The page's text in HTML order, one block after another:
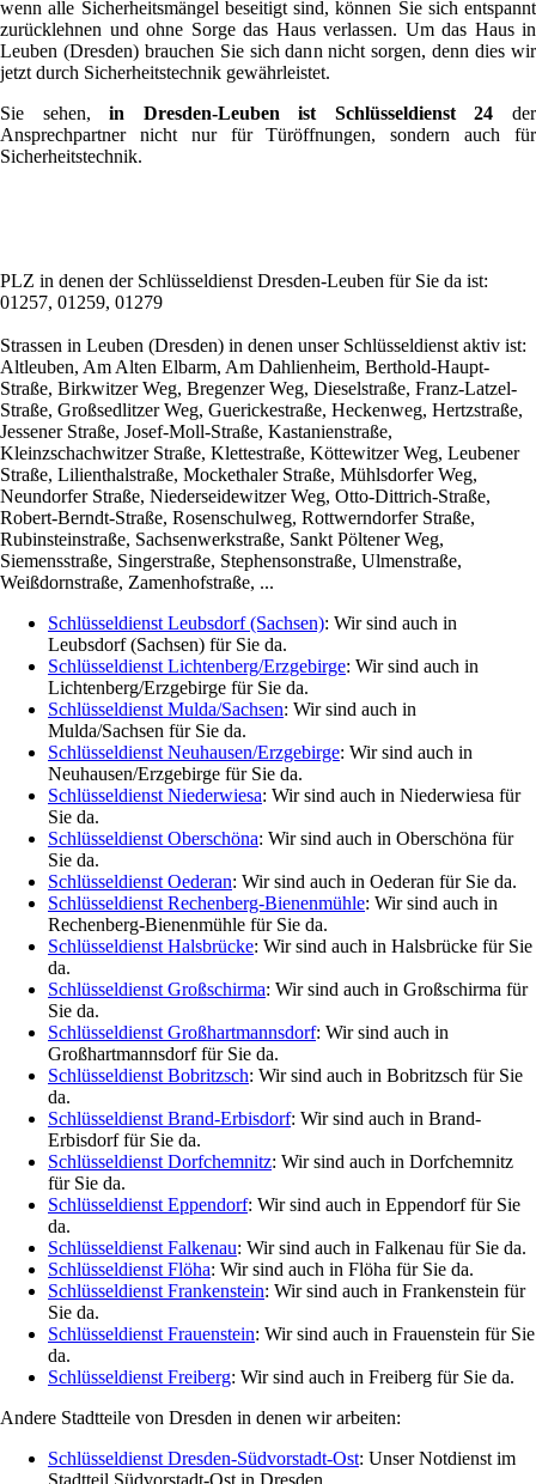
wenn alle Sicherheitsmängel beseitigt sind, können Sie sich entspannt
zurücklehnen und ohne Sorge das Haus verlassen. Um das Haus in
Leuben (Dresden) brauchen Sie sich dann nicht sorgen, denn dies wir
jetzt durch Sicherheitstechnik gewährleistet.
Sie sehen,in Dresden-Leuben ist Schlüsseldienst 24 der
Ansprechpartner nicht nur für Türöffnungen, sondern auch für
Sicherheitstechnik.
PLZ in denen der Schlüsseldienst Dresden-Leuben für Sie da ist:
01257, 01259, 01279
Strassen in Leuben (Dresden) in denen unser Schlüsseldienst aktiv ist:
Altleuben, Am Alten Elbarm, Am Dahlienheim, Berthold-Haupt-
Straße, Birkwitzer Weg, Bregenzer Weg, Dieselstraße, Franz-Latzel-
Straße, Großsedlitzer Weg, Guerickestraße, Heckenweg, Hertzstraße,
Jessener Straße, Josef-Moll-Straße, Kastanienstraße,
Kleinzschachwitzer Straße, Klettestraße, Köttewitzer Weg, Leubener
Straße, Lilienthalstraße, Mockethaler Straße, Mühlsdorfer Weg,
Neundorfer Straße, Niederseidewitzer Weg, Otto-Dittrich-Straße,
Robert-Berndt-Straße, Rosenschulweg, Rottwerndorfer Straße,
Rubinsteinstraße, Sachsenwerkstraße, Sankt Pöltener Weg,
Siemensstraße, Singerstraße, Stephensonstraße, Ulmenstraße,
Weißdornstraße, Zamenhofstraße, ...
Schlüsseldienst Leubsdorf (Sachsen): Wir sind auch in
Leubsdorf (Sachsen) für Sie da.
Schlüsseldienst Lichtenberg/Erzgebirge: Wir sind auch in
Lichtenberg/Erzgebirge für Sie da.
Schlüsseldienst Mulda/Sachsen: Wir sind auch in
Mulda/Sachsen für Sie da.
Schlüsseldienst Neuhausen/Erzgebirge: Wir sind auch in
Neuhausen/Erzgebirge für Sie da.
Schlüsseldienst Niederwiesa: Wir sind auch in Niederwiesa für
Sie da.
Schlüsseldienst Oberschöna: Wir sind auch in Oberschöna für
Sie da.
Schlüsseldienst Oederan: Wir sind auch in Oederan für Sie da.
Schlüsseldienst Rechenberg-Bienenmühle: Wir sind auch in
Rechenberg-Bienenmühle für Sie da.
Schlüsseldienst Halsbrücke: Wir sind auch in Halsbrücke für Sie
da.
Schlüsseldienst Großschirma: Wir sind auch in Großschirma für
Sie da.
Schlüsseldienst Großhartmannsdorf: Wir sind auch in
Großhartmannsdorf für Sie da.
Schlüsseldienst Bobritzsch: Wir sind auch in Bobritzsch für Sie
da.
Schlüsseldienst Brand-Erbisdorf: Wir sind auch in Brand-
Erbisdorf für Sie da.
Schlüsseldienst Dorfchemnitz: Wir sind auch in Dorfchemnitz
für Sie da.
Schlüsseldienst Eppendorf: Wir sind auch in Eppendorf für Sie
da.
Schlüsseldienst Falkenau: Wir sind auch in Falkenau für Sie da.
Schlüsseldienst Flöha: Wir sind auch in Flöha für Sie da.
Schlüsseldienst Frankenstein: Wir sind auch in Frankenstein für
Sie da.
Schlüsseldienst Frauenstein: Wir sind auch in Frauenstein für Sie
da.
Schlüsseldienst Freiberg: Wir sind auch in Freiberg für Sie da.
Andere Stadtteile von Dresden in denen wir arbeiten:
Schlüsseldienst Dresden-Südvorstadt-Ost: Unser Notdienst im
Stadtteil Südvorstadt-Ost in Dresden.